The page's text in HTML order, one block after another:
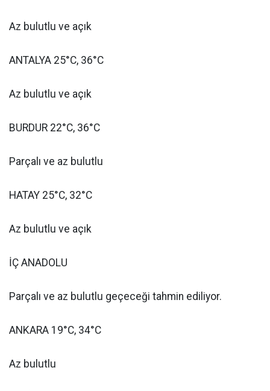
Az bulutlu ve açık
ANTALYA 25°C, 36°C
Az bulutlu ve açık
BURDUR 22°C, 36°C
Parçalı ve az bulutlu
HATAY 25°C, 32°C
Az bulutlu ve açık
İÇ ANADOLU
Parçalı ve az bulutlu geçeceği tahmin ediliyor.
ANKARA 19°C, 34°C
Az bulutlu